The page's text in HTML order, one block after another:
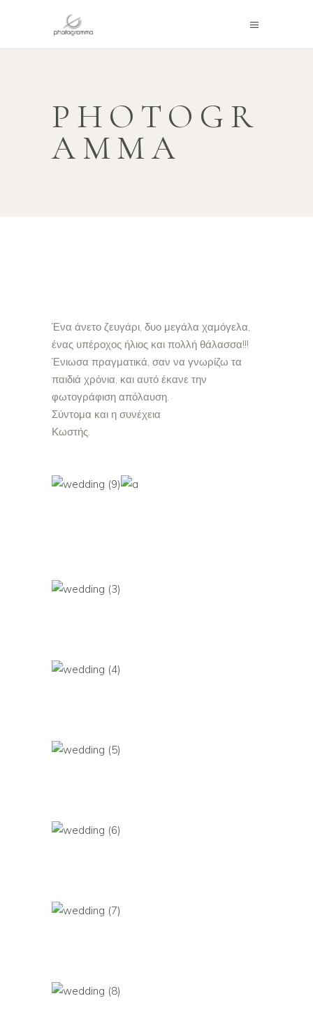
PHOTOGR
AMMA
Ένα άνετο ζευγάρι, δυο μεγάλα χαμόγελα,
ένας υπέροχος ήλιος και πολλή θάλασσα!!!
Ένιωσα πραγματικά, σαν να γνωρίζω τα
παιδιά χρόνια, και αυτό έκανε την
φωτογράφιση απόλαυση.
Σύντομα και η συνέχεια
Κωστής.